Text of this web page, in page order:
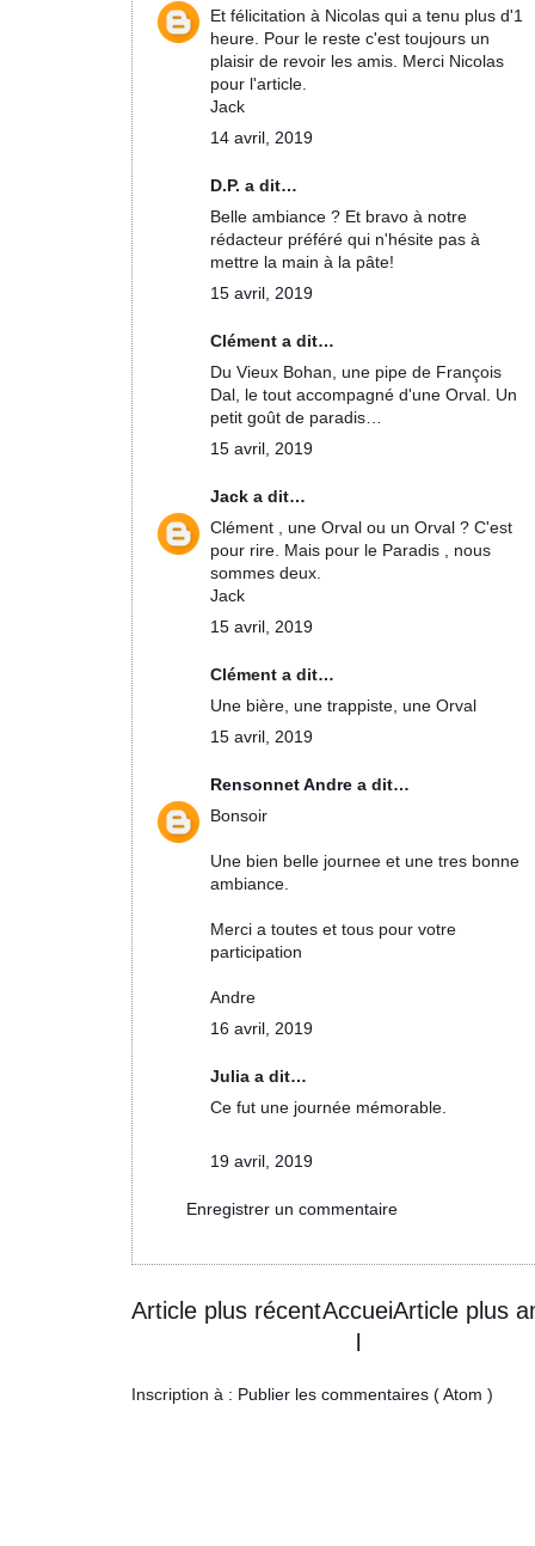
Et félicitation à Nicolas qui a tenu plus d'1
heure. Pour le reste c'est toujours un
plaisir de revoir les amis. Merci Nicolas
pour l'article.
Jack
14 avril, 2019
D.P. a dit…
Belle ambiance ? Et bravo à notre
rédacteur préféré qui n'hésite pas à
mettre la main à la pâte!
15 avril, 2019
Clément a dit…
Du Vieux Bohan, une pipe de François
Dal, le tout accompagné d'une Orval. Un
petit goût de paradis…
15 avril, 2019
Jack a dit…
Clément , une Orval ou un Orval ? C'est
pour rire. Mais pour le Paradis , nous
sommes deux.
Jack
15 avril, 2019
Clément a dit…
Une bière, une trappiste, une Orval
15 avril, 2019
Rensonnet Andre a dit…
Bonsoir
Une bien belle journee et une tres bonne
ambiance.
Merci a toutes et tous pour votre
participation
Andre
16 avril, 2019
Julia a dit…
Ce fut une journée mémorable.
19 avril, 2019
Enregistrer un commentaire
Article plus récent Article plus
Accuei
Inscription à : Publier les commentaires ( Atom )